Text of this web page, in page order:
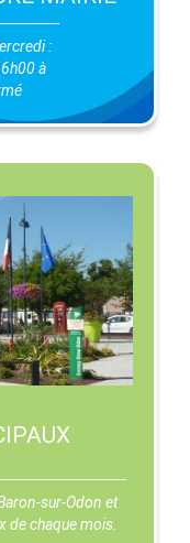
:
à
sur-Odon et
de chaque mois.